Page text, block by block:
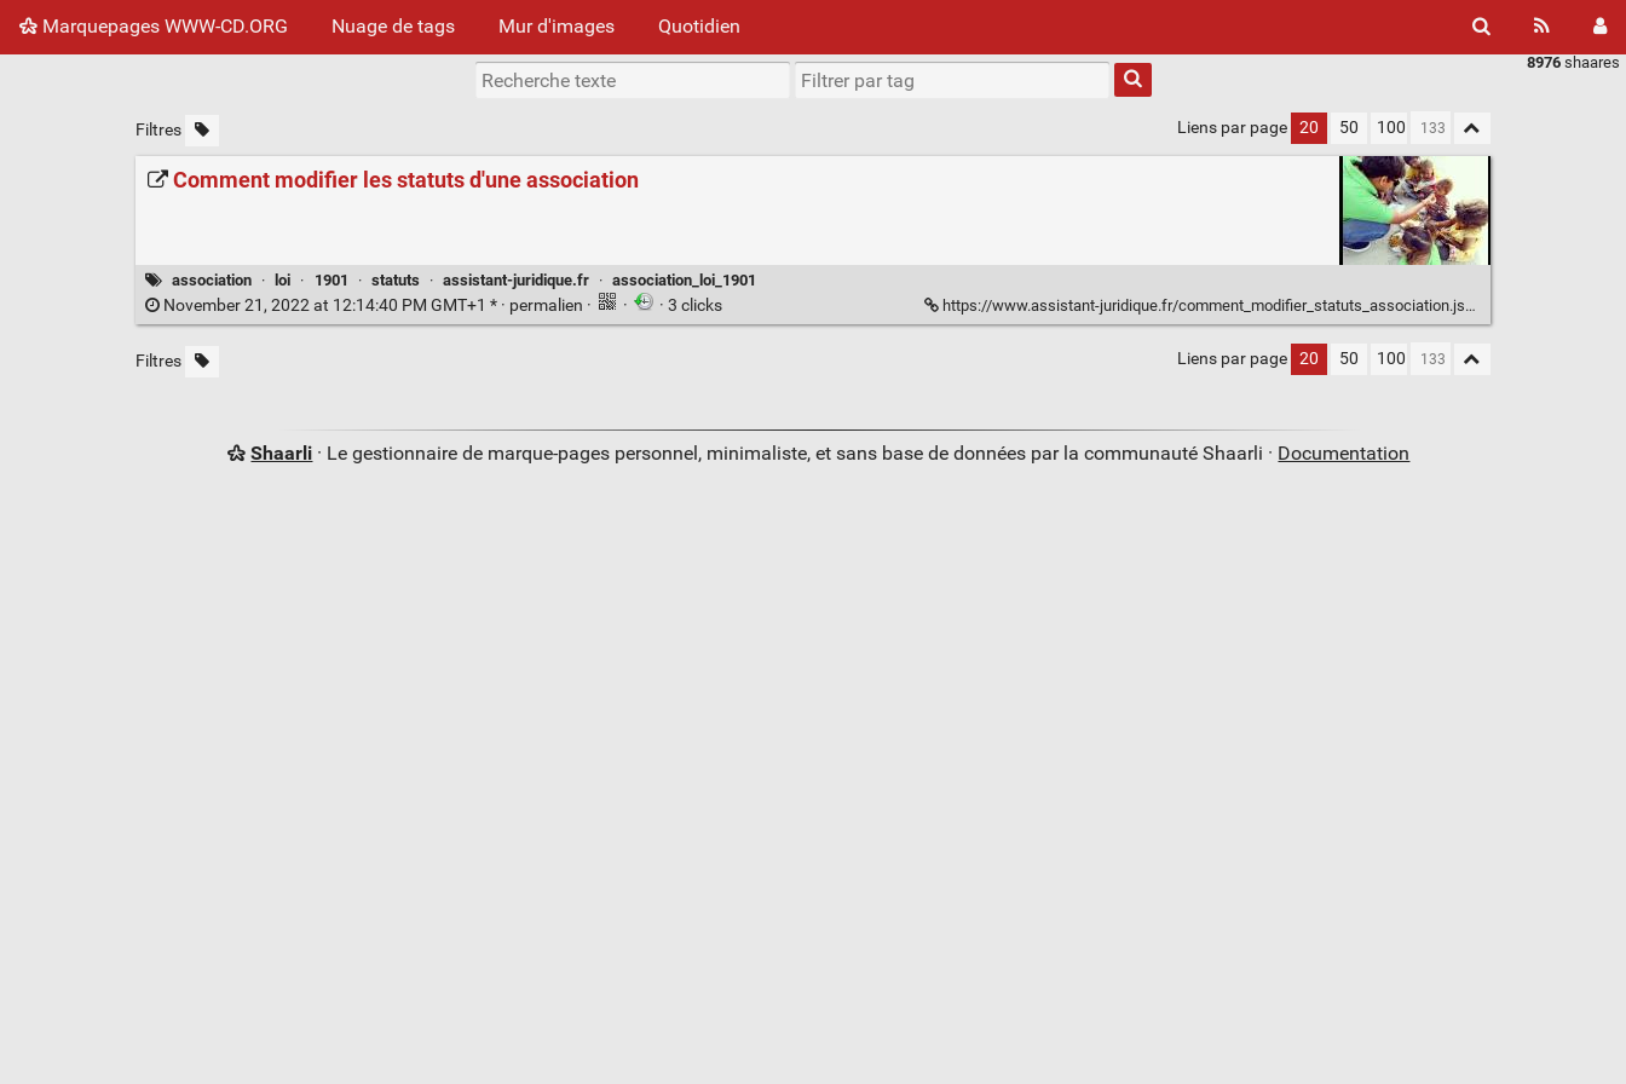
Marquepages WWW-CD.ORG Nuage de tags Mur d'images Quotidien
8976 shaares
Filtres Liens par page 20 50 100
Comment modifier les statuts d'une association
association · loi · 1901 · statuts · assistant-juridique.fr · association_loi_1901
November 21, 2022 at 12:14:40 PM GMT+1 * · permalien · · · 3 clicks https://www.assistant-juridique.fr/comment_modifier_statuts_association.jsp
Filtres Liens par page 20 50 100
Shaarli · Le gestionnaire de marque-pages personnel, minimaliste, et sans base de données par la communauté Shaarli · Documentation